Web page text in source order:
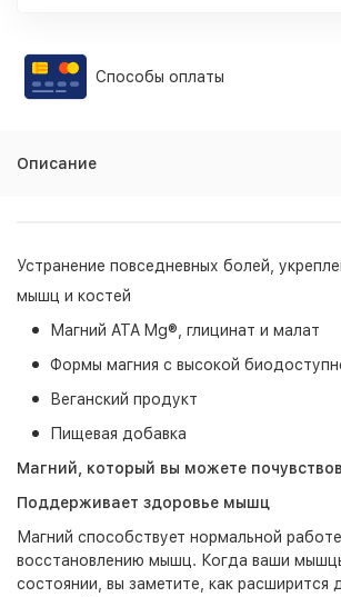
Способы оплаты
Описание
Устранение повседневных болей,
мышц и костей
Магний ATA Mg®, глицинат и малат
Формы магния с высокой
Веганский продукт
Пищевая добавка
Магний, который вы можете
Поддерживает здоровье мышц
Магний способствует нормальной
восстановлению мышц. Когда ваши
состоянии, вы заметите, как расширится